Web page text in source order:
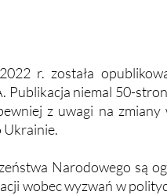
r. została
Publikacja niemal 50-
z uwagi na
Ukrainie.
Narodowego są
wobec wyzwań w